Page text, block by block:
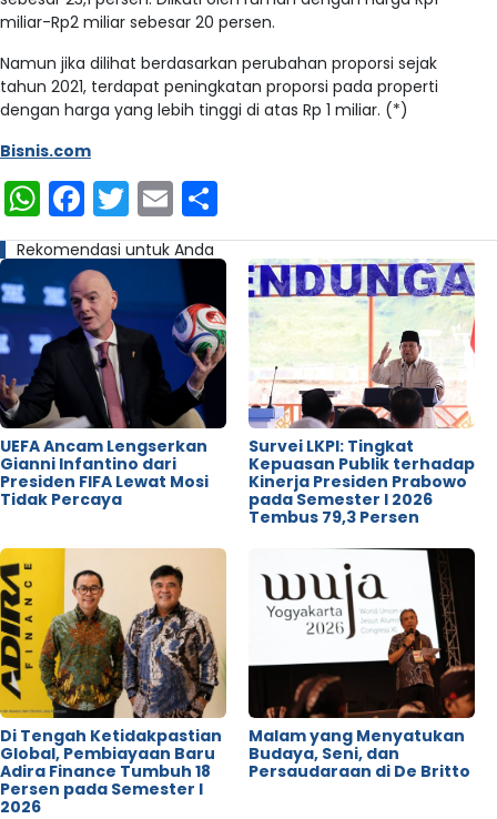
miliar-Rp2 miliar sebesar 20 persen.
Namun jika dilihat berdasarkan perubahan proporsi sejak
tahun 2021, terdapat peningkatan proporsi pada properti
dengan harga yang lebih tinggi di atas Rp 1 miliar. (*)
Bisnis.com
WhatsApp
Facebook
Twitter
Email
Rekomendasi untuk Anda
UEFA Ancam Lengserkan
Gianni Infantino dari
Presiden FIFA Lewat Mosi
Tidak Percaya
Survei LKPI: Tingkat
Kepuasan Publik terhadap
Kinerja Presiden Prabowo
pada Semester I 2026
Tembus 79,3 Persen
Di Tengah Ketidakpastian
Global, Pembiayaan Baru
Adira Finance Tumbuh 18
Persen pada Semester I
2026
Malam yang Menyatukan
Budaya, Seni, dan
Persaudaraan di De Britto